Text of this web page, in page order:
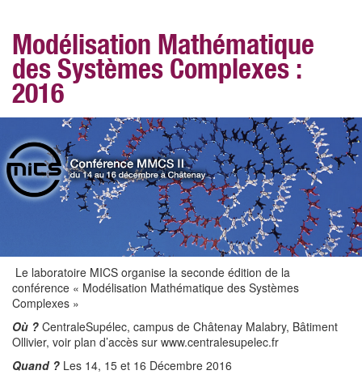
Modélisation Mathématique
des Systèmes Complexes :
2016
Le laboratoire MICS organise la seconde édition de la
conférence « Modélisation Mathématique des Systèmes
Complexes »
Où ? CentraleSupélec, campus de Châtenay Malabry, Bâtiment
Ollivier, voir plan d’accès sur www.centralesupelec.fr
Quand ? Les 14, 15 et 16 Décembre 2016